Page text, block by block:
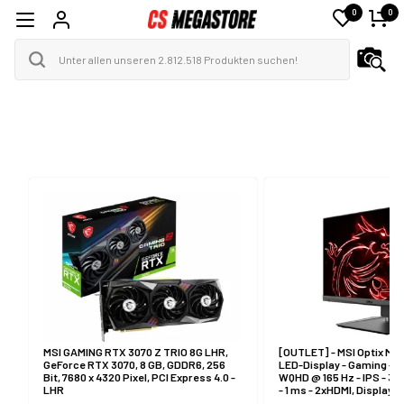
0 0
MSI GAMING RTX 3070 Z TRIO 8G LHR,
GeForce RTX 3070, 8 GB, GDDR6, 256
Bit, 7680 x 4320 Pixel, PCI Express 4.0 -
LHR
[OUTLET] - MSI Optix
LED-Display - Gaming -
WQHD @ 165 Hz - IPS -
- 1 ms - 2xHDMI,